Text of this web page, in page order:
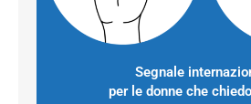
Segnale
per le donne che